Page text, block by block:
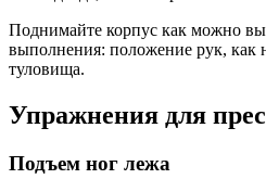
Поднимайте корпус как можно
выполнения: положение рук, как
туловища.
Упражнения для
Подъем ног лежа